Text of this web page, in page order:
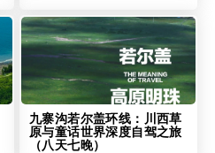
九寨沟若尔盖环线：川西草
原与童话世界深度自驾之旅
（八天七晚）